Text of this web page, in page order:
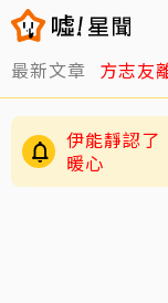
最新文章 方志友
王彩樺認了
完撐10幾年